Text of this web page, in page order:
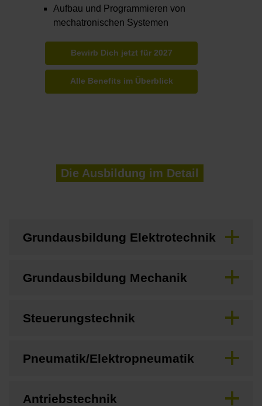
Aufbau und Programmieren von
mechatronischen Systemen
Bewirb Dich jetzt für 2027
Alle Benefits im Überblick
Die Ausbildung im Detail
Grundausbildung Elektrotechnik
Grundausbildung Mechanik
Steuerungstechnik
Pneumatik/Elektropneumatik
Antriebstechnik